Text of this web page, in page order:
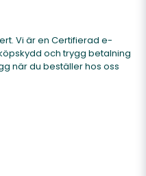
Vi är en Certifierad e-
och trygg betalning
när du beställer hos oss